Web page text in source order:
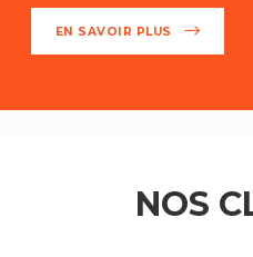
EN SAVOIR PLUS
NOS